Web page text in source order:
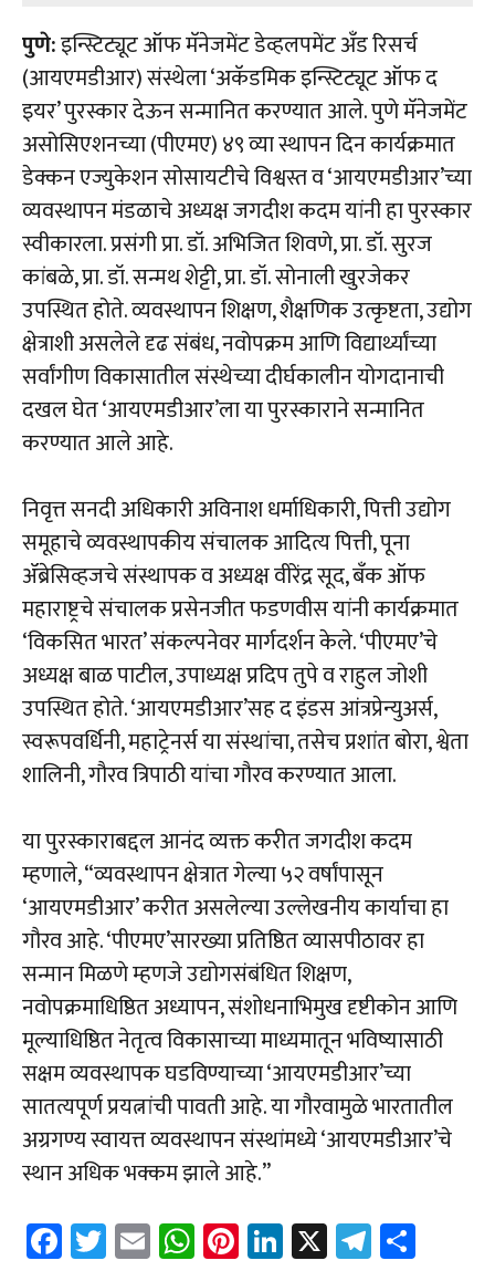
पुणे:इन्स्टिट्यूट ऑफ मॅनेजमेंट डेव्हलपमेंट अँड रिसर्च
(आयएमडीआर) संस्थेला ‘अकॅडमिक इन्स्टिट्यूट ऑफ द
इयर’ पुरस्कार देऊन सन्मानित करण्यात आले. पुणे मॅनेजमेंट
असोसिएशनच्या (पीएमए) ४९ व्या स्थापन दिन कार्यक्रमात
डेक्कन एज्युकेशन सोसायटीचे विश्वस्त व ‘आयएमडीआर’च्या
व्यवस्थापन मंडळाचे अध्यक्ष जगदीश कदम यांनी हा पुरस्कार
स्वीकारला. प्रसंगी प्रा. डॉ. अभिजित शिवणे, प्रा. डॉ. सुरज
कांबळे, प्रा. डॉ. सन्मथ शेट्टी, प्रा. डॉ. सोनाली खुरजेकर
उपस्थित होते. व्यवस्थापन शिक्षण, शैक्षणिक उत्कृष्टता, उद्योग
क्षेत्राशी असलेले दृढ संबंध, नवोपक्रम आणि विद्यार्थ्यांच्या
सर्वांगीण विकासातील संस्थेच्या दीर्घकालीन योगदानाची
दखल घेत ‘आयएमडीआर’ला या पुरस्काराने सन्मानित
करण्यात आले आहे.
निवृत्त सनदी अधिकारी अविनाश धर्माधिकारी, पित्ती उद्योग
समूहाचे व्यवस्थापकीय संचालक आदित्य पित्ती, पूना
ॲब्रेसिव्हजचे संस्थापक व अध्यक्ष वीरेंद्र सूद, बँक ऑफ
महाराष्ट्रचे संचालक प्रसेनजीत फडणवीस यांनी कार्यक्रमात
‘विकसित भारत’ संकल्पनेवर मार्गदर्शन केले. ‘पीएमए’चे
अध्यक्ष बाळ पाटील, उपाध्यक्ष प्रदिप तुपे व राहुल जोशी
उपस्थित होते. ‘आयएमडीआर’सह द इंडस आंत्रप्रेन्युअर्स,
स्वरूपवर्धिनी, महाट्रेनर्स या संस्थांचा, तसेच प्रशांत बोरा, श्वेता
शालिनी, गौरव त्रिपाठी यांचा गौरव करण्यात आला.
या पुरस्काराबद्दल आनंद व्यक्त करीत जगदीश कदम
म्हणाले, “व्यवस्थापन क्षेत्रात गेल्या ५२ वर्षांपासून
‘आयएमडीआर’ करीत असलेल्या उल्लेखनीय कार्याचा हा
गौरव आहे. ‘पीएमए’सारख्या प्रतिष्ठित व्यासपीठावर हा
सन्मान मिळणे म्हणजे उद्योगसंबंधित शिक्षण,
नवोपक्रमाधिष्ठित अध्यापन, संशोधनाभिमुख दृष्टीकोन आणि
मूल्याधिष्ठित नेतृत्व विकासाच्या माध्यमातून भविष्यासाठी
सक्षम व्यवस्थापक घडविण्याच्या ‘आयएमडीआर’च्या
सातत्यपूर्ण प्रयत्नांची पावती आहे. या गौरवामुळे भारतातील
अग्रगण्य स्वायत्त व्यवस्थापन संस्थांमध्ये ‘आयएमडीआर’चे
स्थान अधिक भक्कम झाले आहे.”
Fa T E W Pi Li X Te